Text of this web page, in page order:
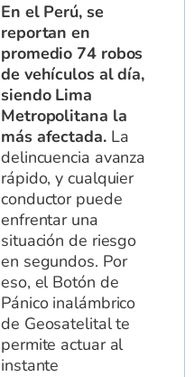
En el Perú, se
reportan en
promedio 74 robos
de vehículos al día,
siendo Lima
Metropolitana la
más afectada.La
delincuencia avanza
rápido, y cualquier
conductor puede
enfrentar una
situación de riesgo
en segundos. Por
eso, el Botón de
Pánico inalámbrico
de Geosatelital te
permite actuar al
instante